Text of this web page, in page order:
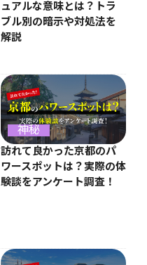
ュアルな意味とは？トラ
ブル別の暗示や対処法を
解説
神秘
訪れて良かった京都のパ
ワースポットは？実際の体
験談をアンケート調査！